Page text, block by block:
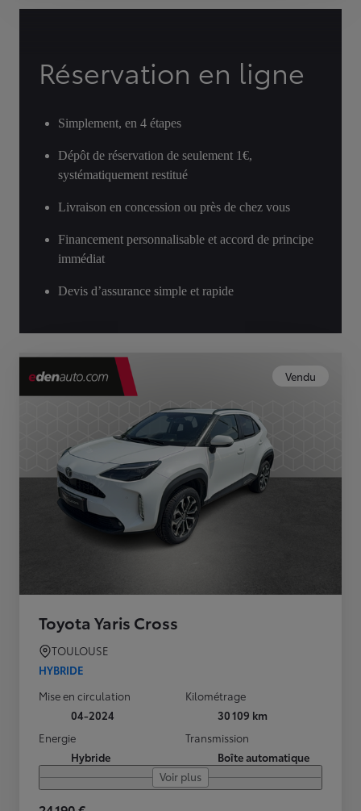
Réservation en ligne
Simplement, en 4 étapes
Dépôt de réservation de seulement 1€,
systématiquement restitué
Livraison en concession ou près de chez vous
Financement personnalisable et accord de principe
immédiat
Devis d’assurance simple et rapide
Vendu
Toyota Yaris Cross
TOULOUSE
HYBRIDE
Mise en circulation
04-2024
Kilométrage
30 109 km
Energie
Hybride
Transmission
Boîte automatique
Voir plus